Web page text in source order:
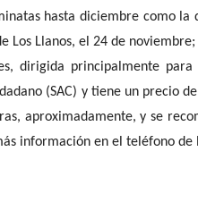
hasta diciembre como la
Los Llanos, el 24 de
dirigida principalmente
(SAC) y tiene un precio
aproximadamente, y se
información en el teléfono de